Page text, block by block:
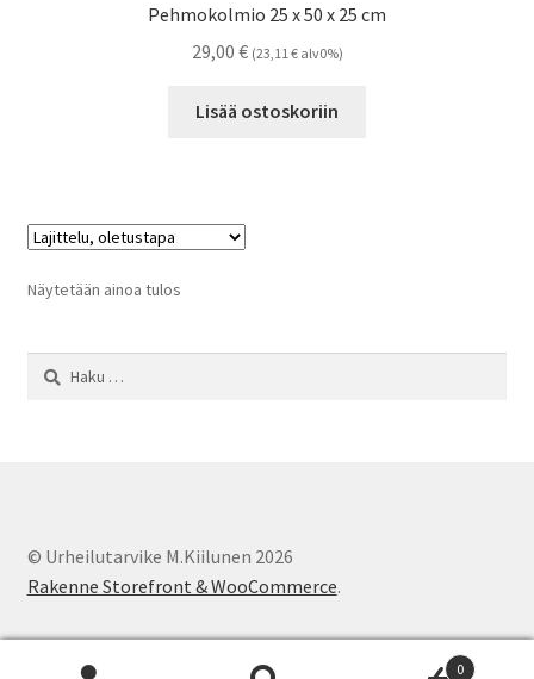
Pehmokolmio 25 x 50 x 25 cm
29,00 € (23,11 €alv0%)
Lisää ostoskoriin
Näytetään ainoa tulos
Haku:
© Urheilutarvike M.Kiilunen 2026
Rakenne Storefront & WooCommerce.
0